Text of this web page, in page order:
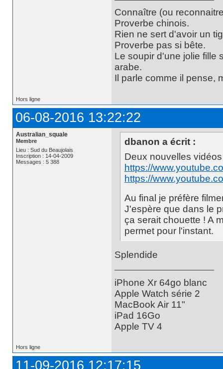
Connaître (ou
Proverbe chinois.
Rien ne sert d'avoir un
Proverbe pas si bête.
Le soupir d'une jolie fille
arabe.
Il parle comme il pense,
Hors ligne
06-08-2016 13:22:22
Australian_squale
Membre
Lieu : Sud du Beaujolais
Inscription : 14-04-2009
Messages : 5 388
dbanon a écrit :
Deux nouvelles
https://
https://
Au final je préfère
J'espère que dans le
ça serait chouette ! A
permet pour l'instant.
Splendide
iPhone Xr 64go blanc
Apple Watch série 2
MacBook Air 11"
iPad 16Go
Apple TV 4
Hors ligne
11-09-2016 12:17:15